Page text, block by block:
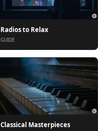
Radios to Relax
GUIDE
Classical Masterpieces